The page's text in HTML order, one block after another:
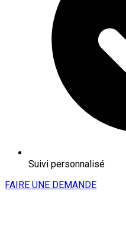
Suivi personnalisé
FAIRE UNE DEMANDE